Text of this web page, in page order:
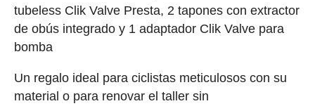
tubeless Clik Valve Presta, 2 tapones con extractor
de obús integrado y 1 adaptador Clik Valve para
bomba
Un regalo ideal para ciclistas meticulosos con su
material o para renovar el taller sin